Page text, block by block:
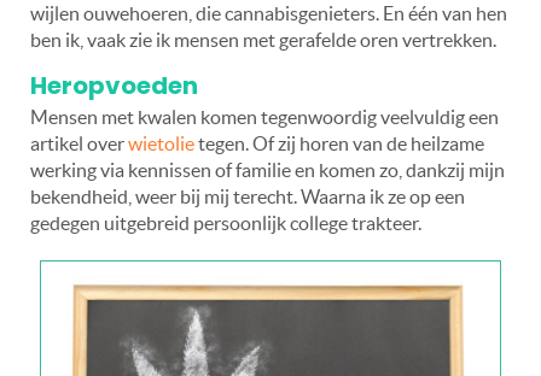
wijlen ouwehoeren, die cannabisgenieters. En één van hen
ben ik, vaak zie ik mensen met gerafelde oren vertrekken.
Heropvoeden
Mensen met kwalen komen tegenwoordig veelvuldig een
artikel overwietolietegen. Of zij horen van de heilzame
werking via kennissen of familie en komen zo, dankzij mijn
bekendheid, weer bij mij terecht. Waarna ik ze op een
gedegen uitgebreid persoonlijk college trakteer.